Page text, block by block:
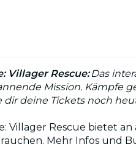
Villager Rescue:Das
Mission. Kämpfe
dir deine Tickets noch
Villager Rescue bietet
Mehr Infos und